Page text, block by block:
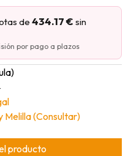
de 434.17 € sin
por pago a plazos
Melilla (Consultar)
producto